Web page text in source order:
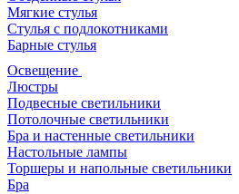
Мягкие стулья
Стулья с подлокотниками
Барные стулья
Освещение
Люстры
Подвесные светильники
Потолочные светильники
Бра и настенные светильники
Настольные лампы
Торшеры и напольные светильники
Бра